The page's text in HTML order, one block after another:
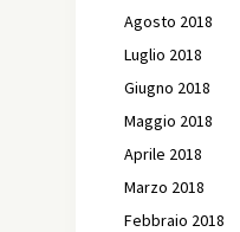
Agosto 2018
Luglio 2018
Giugno 2018
Maggio 2018
Aprile 2018
Marzo 2018
Febbraio 2018